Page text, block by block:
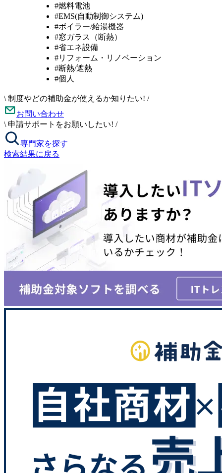
#燃料電池
#EMS(自動制御システム)
#ボイラー/給湯機器
#窓ガラス（断熱）
#省エネ設備
#リフォーム・リノベーション
#断熱/遮熱
#個人
\ 制度やどの補助金が使えるか知りたい! /
お問い合わせ
\ 申請サポートをお願いしたい! /
専門家を探す
検索結果に戻る